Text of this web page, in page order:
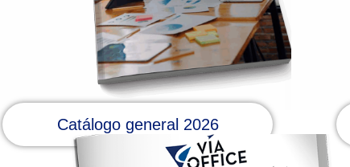
Catálogo general 2026